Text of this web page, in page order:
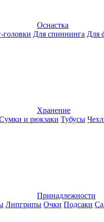
Оснастка
головки Для спиннинга Для
Хранение
и рюкзаки Тубусы
Принадлежности
Липгрипы Очки Подсаки